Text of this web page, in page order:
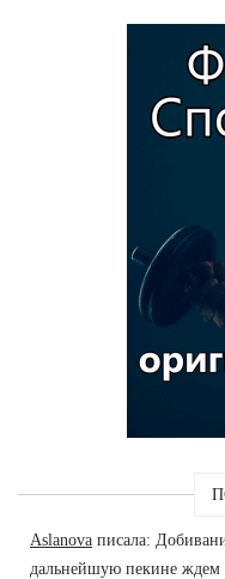
Aslanova писала:
дальнейшую пекине ждем